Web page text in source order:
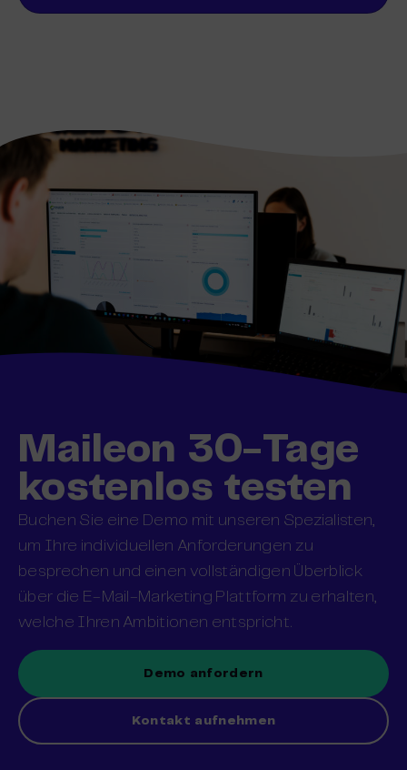
Maileon 30-Tage
kostenlos testen
Buchen Sie eine Demo mit unseren Spezialisten,
um Ihre individuellen Anforderungen zu
besprechen und einen vollständigen Überblick
über die E-Mail-Marketing Plattform zu erhalten,
welche Ihren Ambitionen entspricht.
Demo anfordern
Kontakt aufnehmen